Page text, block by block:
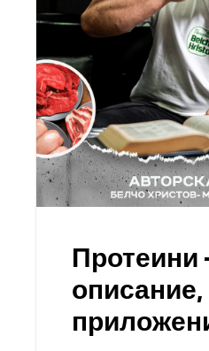
Протеини